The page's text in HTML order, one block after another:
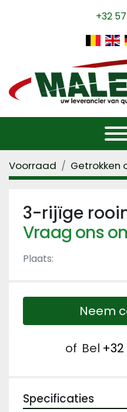
+32
Voorraad Getrokken
3-rijïge
Vraag ons
Plaats:
Neem
of Bel
Specificaties